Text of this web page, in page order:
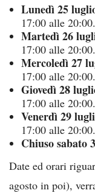
Lunedì 25
17:00 alle 20:00.
Martedì 26
17:00 alle 20:00.
Mercoledì 27
17:00 alle 20:00.
Giovedì 28
17:00 alle 20:00.
Venerdì 29
17:00 alle 20:00.
Chiuso sabato
Date ed orari
agosto in poi),